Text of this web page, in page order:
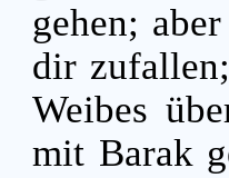
gehen;
dir
Weibes
mit Barak